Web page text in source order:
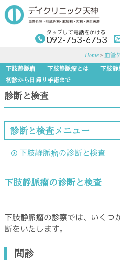
to
main
content
to
primary
sidebar
タップして電話をかける
092-753-6753
Home > 血管
診断と検査
診断と検査メニュー
下肢静脈瘤の診断と検査
下肢静脈瘤の診断と検査
下肢静脈瘤の診察では、いくつ
断をいたします。
問診
下肢静脈瘤 下肢静脈瘤とは 下肢静
初診から日帰り手術まで